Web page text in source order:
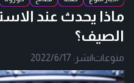
ماذا يحدث عند
الصيف؟
منوعات|نشر: 2022/6/17